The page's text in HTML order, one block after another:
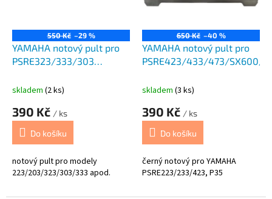
550 Kč –29 %
YAMAHA notový pult pro
PSRE323/333/303
skladem (2 ks)
390 Kč / ks
Do košíku
notový pult pro modely
223/203/323/303/333 apod.
650 Kč –40 %
YAMAHA notový pult pro
PSRE423/433/473/SX600/
skladem (3 ks)
390 Kč / ks
Do košíku
černý notový pro YAMAHA
PSRE223/233/423, P35